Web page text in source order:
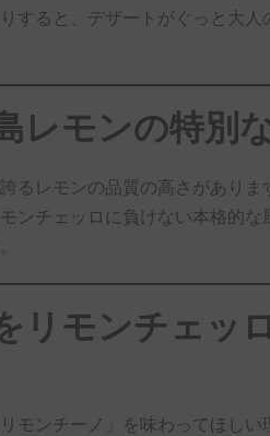
すると、デザートがぐっと大
レモンの特別
るレモンの品質の高さがあり
ンチェッロに負けない本格的
リモンチェッ
モンチーノ」を味わってほし